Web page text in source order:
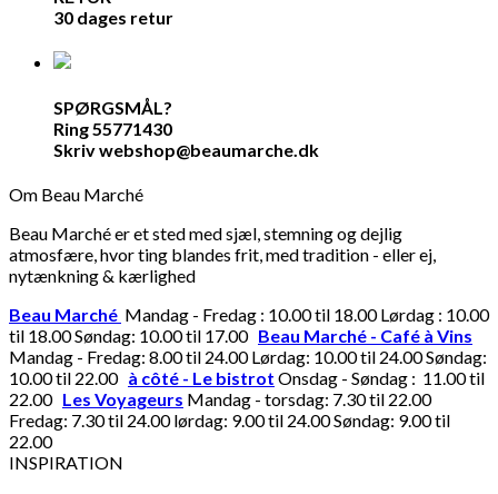
30 dages retur
SPØRGSMÅL?
Ring 55771430
Skriv webshop@beaumarche.dk
Om Beau Marché
Beau Marché er et sted med sjæl, stemning og dejlig
atmosfære, hvor ting blandes frit, med tradition - eller ej,
nytænkning & kærlighed
Beau Marché Mandag - Fredag : 10.00 til 18.00 Lørdag : 10.00
til 18.00 Søndag: 10.00 til 17.00 Beau Marché - Café à Vins
Mandag - Fredag: 8.00 til 24.00 Lørdag: 10.00 til 24.00 Søndag:
10.00 til 22.00 à côté - Le bistrot Onsdag - Søndag : 11.00 til
22.00 Les Voyageurs Mandag - torsdag: 7.30 til 22.00
Fredag: 7.30 til 24.00 lørdag: 9.00 til 24.00 Søndag: 9.00 til
22.00
INSPIRATION